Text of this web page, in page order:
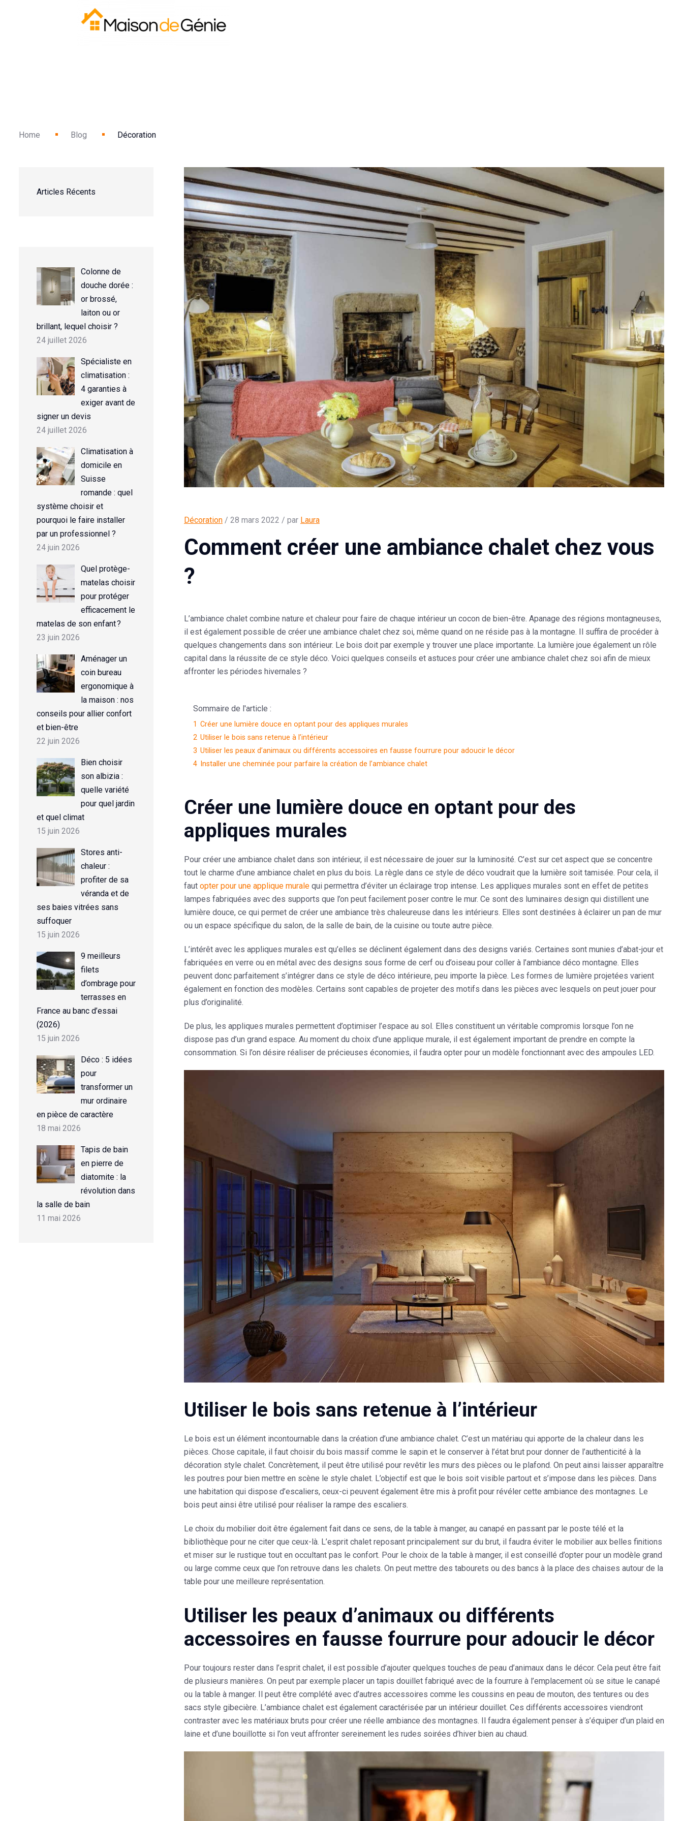
Home Blog Décoration
Articles Récents
Colonne de
douche dorée :
or brossé,
laiton ou or
brillant, lequel choisir ?
24 juillet 2026
Spécialiste en
climatisation :
4 garanties à
exiger avant de
signer un devis
24 juillet 2026
Climatisation à
domicile en
Suisse
romande : quel
système choisir et
pourquoi le faire installer
par un professionnel ?
24 juin 2026
Quel protège-
matelas choisir
pour protéger
efficacement le
matelas de son enfant ?
23 juin 2026
Aménager un
coin bureau
ergonomique à
la maison : nos
conseils pour allier confort
et bien-être
22 juin 2026
Bien choisir
son albizia :
quelle variété
pour quel jardin
et quel climat
15 juin 2026
Stores anti-
chaleur :
profiter de sa
véranda et de
ses baies vitrées sans
suffoquer
15 juin 2026
9 meilleurs
filets
d’ombrage pour
terrasses en
France au banc d’essai
(2026)
15 juin 2026
Déco : 5 idées
pour
transformer un
mur ordinaire
en pièce de caractère
18 mai 2026
Tapis de bain
en pierre de
diatomite : la
révolution dans
la salle de bain
11 mai 2026
Décoration / 28 mars 2022 / par Laura
Comment créer une ambiance chalet chez vous
?
L’ambiance chalet combine nature et chaleur pour faire de chaque intérieur un cocon de bien-être. Apanage des régions montagneuses,
il est également possible de créer une ambiance chalet chez soi, même quand on ne réside pas à la montagne. Il suffira de procéder à
quelques changements dans son intérieur. Le bois doit par exemple y trouver une place importante. La lumière joue également un rôle
capital dans la réussite de ce style déco. Voici quelques conseils et astuces pour créer une ambiance chalet chez soi afin de mieux
affronter les périodes hivernales ?
Sommaire de l'article :
1 Créer une lumière douce en optant pour des appliques murales
2 Utiliser le bois sans retenue à l’intérieur
3 Utiliser les peaux d’animaux ou différents accessoires en fausse fourrure pour adoucir le décor
4 Installer une cheminée pour parfaire la création de l’ambiance chalet
Créer une lumière douce en optant pour des
appliques murales
Pour créer une ambiance chalet dans son intérieur, il est nécessaire de jouer sur la luminosité. C’est sur cet aspect que se concentre
tout le charme d’une ambiance chalet en plus du bois. La règle dans ce style de déco voudrait que la lumière soit tamisée. Pour cela, il
faut opter pour une applique murale qui permettra d’éviter un éclairage trop intense. Les appliques murales sont en effet de petites
lampes fabriquées avec des supports que l’on peut facilement poser contre le mur. Ce sont des luminaires design qui distillent une
lumière douce, ce qui permet de créer une ambiance très chaleureuse dans les intérieurs. Elles sont destinées à éclairer un pan de mur
ou un espace spécifique du salon, de la salle de bain, de la cuisine ou toute autre pièce.
L’intérêt avec les appliques murales est qu’elles se déclinent également dans des designs variés. Certaines sont munies d’abat-jour et
fabriquées en verre ou en métal avec des designs sous forme de cerf ou d’oiseau pour coller à l’ambiance déco montagne. Elles
peuvent donc parfaitement s’intégrer dans ce style de déco intérieure, peu importe la pièce. Les formes de lumière projetées varient
également en fonction des modèles. Certains sont capables de projeter des motifs dans les pièces avec lesquels on peut jouer pour
plus d’originalité.
De plus, les appliques murales permettent d’optimiser l’espace au sol. Elles constituent un véritable compromis lorsque l’on ne
dispose pas d’un grand espace. Au moment du choix d’une applique murale, il est également important de prendre en compte la
consommation. Si l’on désire réaliser de précieuses économies, il faudra opter pour un modèle fonctionnant avec des ampoules LED.
Utiliser le bois sans retenue à l’intérieur
Le bois est un élément incontournable dans la création d’une ambiance chalet. C’est un matériau qui apporte de la chaleur dans les
pièces. Chose capitale, il faut choisir du bois massif comme le sapin et le conserver à l’état brut pour donner de l’authenticité à la
décoration style chalet. Concrètement, il peut être utilisé pour revêtir les murs des pièces ou le plafond. On peut ainsi laisser apparaître
les poutres pour bien mettre en scène le style chalet. L’objectif est que le bois soit visible partout et s’impose dans les pièces. Dans
une habitation qui dispose d’escaliers, ceux-ci peuvent également être mis à profit pour révéler cette ambiance des montagnes. Le
bois peut ainsi être utilisé pour réaliser la rampe des escaliers.
Le choix du mobilier doit être également fait dans ce sens, de la table à manger, au canapé en passant par le poste télé et la
bibliothèque pour ne citer que ceux-là. L’esprit chalet reposant principalement sur du brut, il faudra éviter le mobilier aux belles finitions
et miser sur le rustique tout en occultant pas le confort. Pour le choix de la table à manger, il est conseillé d’opter pour un modèle grand
ou large comme ceux que l’on retrouve dans les chalets. On peut mettre des tabourets ou des bancs à la place des chaises autour de la
table pour une meilleure représentation.
Utiliser les peaux d’animaux ou différents
accessoires en fausse fourrure pour adoucir le décor
Pour toujours rester dans l’esprit chalet, il est possible d’ajouter quelques touches de peau d’animaux dans le décor. Cela peut être fait
de plusieurs manières. On peut par exemple placer un tapis douillet fabriqué avec de la fourrure à l’emplacement où se situe le canapé
ou la table à manger. Il peut être complété avec d’autres accessoires comme les coussins en peau de mouton, des tentures ou des
sacs style gibecière. L’ambiance chalet est également caractérisée par un intérieur douillet. Ces différents accessoires viendront
contraster avec les matériaux bruts pour créer une réelle ambiance des montagnes. Il faudra également penser à s’équiper d’un plaid en
laine et d’une bouillotte si l’on veut affronter sereinement les rudes soirées d’hiver bien au chaud.